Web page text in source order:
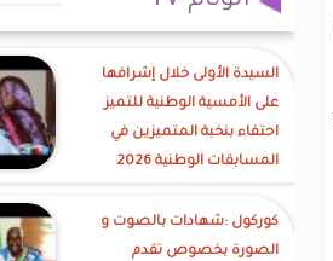
السيدة الأولى خلال إشرافها
على الأمسية الوطنية للتميز
احتفاء بنخبة المتميزين في
المسابقات الوطنية 2026
كوركول :شهادات بالصوت و
الصورة بخصوص تقدم